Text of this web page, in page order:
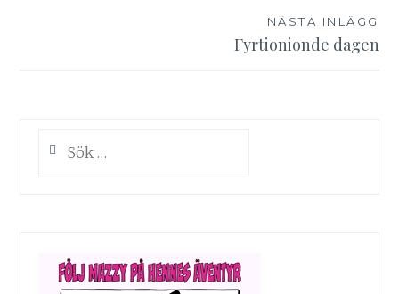
NÄSTA INLÄGG
Fyrtionionde dagen
efter: